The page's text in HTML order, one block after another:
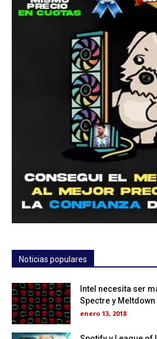
Noticias populares
Intel necesita ser
Spectre y Meltdown
enero 13, 2018